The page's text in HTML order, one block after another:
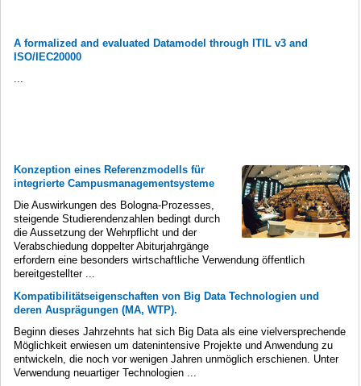
A formalized and evaluated Datamodel through ITIL v3 and
ISO/IEC20000
Konzeption eines Referenzmodells für
integrierte Campusmanagementsysteme
Die Auswirkungen des Bologna-Prozesses,
steigende Studierendenzahlen bedingt durch
die Aussetzung der Wehrpflicht und der
Verabschiedung doppelter Abiturjahrgänge
erfordern eine besonders wirtschaftliche Verwendung öffentlich
bereitgestellter ...
Kompatibilitätseigenschaften von Big Data Technologien und
deren Ausprägungen (MA, WTP).
Beginn dieses Jahrzehnts hat sich Big Data als eine vielversprechende
Möglichkeit erwiesen um datenintensive Projekte und Anwendung zu
entwickeln, die noch vor wenigen Jahren unmöglich erschienen. Unter
Verwendung neuartiger Technologien ...